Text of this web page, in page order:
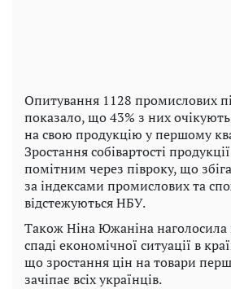
Опитування 1128 промислових
показало, що 43% з них
на свою продукцію у першому
Зростання собівартості
помітним через півроку, що
за індексами промислових та
відстежуються НБУ.
Також Ніна Южаніна наголосила
спаді економічної ситуації в
що зростання цін на товари
зачіпає всіх українців.